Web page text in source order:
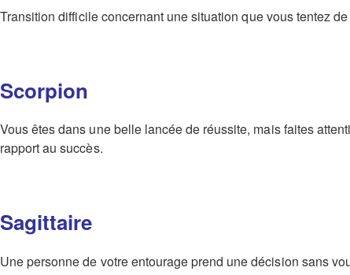
Transition difficile concernant une situation que vous tentez
Scorpion
Vous êtes dans une belle lancée de réussite, mais faites
rapport au succès.
Sagittaire
Une personne de votre entourage prend une décision sans